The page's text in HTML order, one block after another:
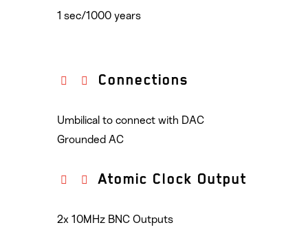
1 sec/1000 years
Connections
Umbilical to connect with DAC
Grounded AC
Atomic Clock Output
2x 10MHz BNC Outputs